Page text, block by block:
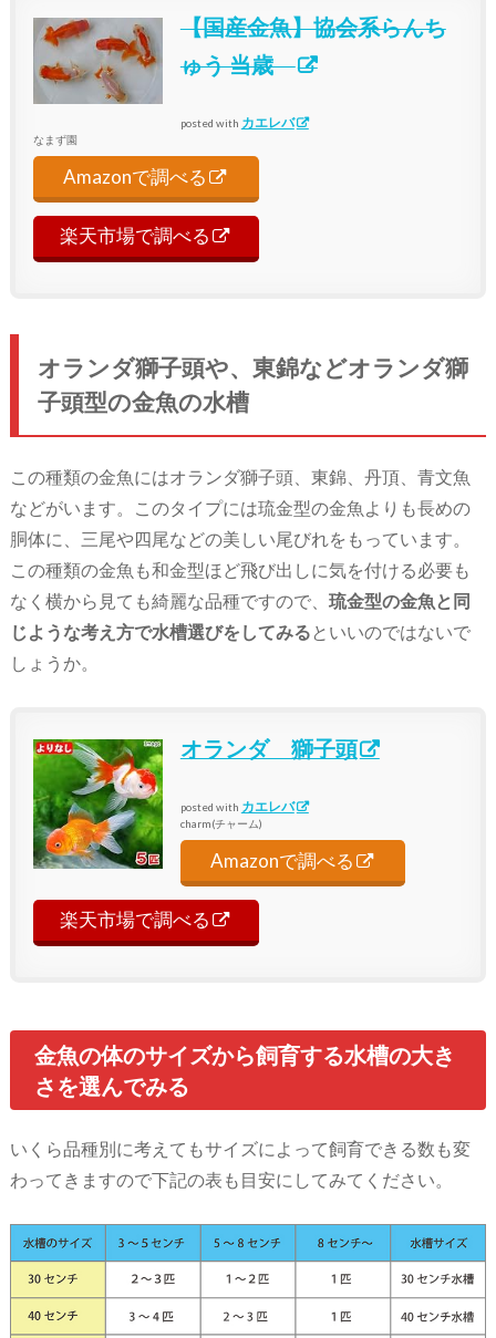
【国産金魚】協会系らんち
ゅう 当歳
posted with カエレバ
なまず園
Amazonで調べる
楽天市場で調べる
オランダ獅子頭や、東錦などオランダ獅
子頭型の金魚の水槽
この種類の金魚にはオランダ獅子頭、東錦、丹頂、青文魚
などがいます。このタイプには琉金型の金魚よりも長めの
胴体に、三尾や四尾などの美しい尾びれをもっています。
この種類の金魚も和金型ほど飛び出しに気を付ける必要も
なく横から見ても綺麗な品種ですので、 琉金型の金魚と同
じような考え方で水槽選びをしてみる といいのではないで
しょうか。
オランダ 獅子頭
posted with カエレバ
charm(チャーム)
Amazonで調べる
楽天市場で調べる
金魚の体のサイズから飼育する水槽の大き
さを選んでみる
いくら品種別に考えてもサイズによって飼育できる数も変
わってきますので下記の表も目安にしてみてください。